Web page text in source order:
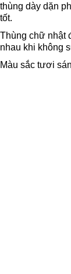
thùng dày dặn
tốt.
Thùng chữ nhật
nhau khi không
Màu sắc tươi